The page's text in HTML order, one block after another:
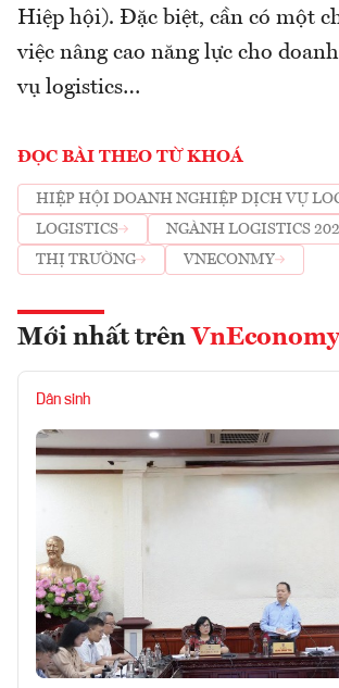
Hiệp hội). Đặc biệt, cần có một
việc nâng cao năng lực cho
vụ logistics…
ĐỌC BÀI THEO TỪ KHOÁ
HIỆP HỘI DOANH NGHIỆP DỊCH VỤ
LOGISTICS
NGÀNH LOGISTICS
THỊ TRƯỜNG
VNECONMY
Mới nhất trên VnEconomy
Dân sinh